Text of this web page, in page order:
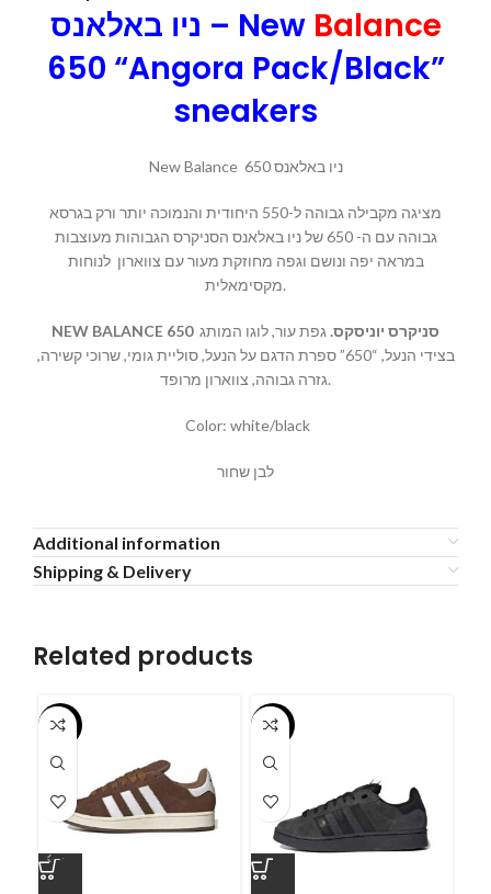
ניו באלאנס – New Balance
650 “Angora Pack/Black”
sneakers
New Balance ניו באלאנס 650
מציגה מקבילה גבוהה ל-550 היחודית והנמוכה יותר ורק בגרסא
גבוהה עם ה- 650 של ניו באלאנס הסניקרס הגבוהות מעוצבות
במראה יפה ונושם וגפה מחוזקת מעור עם צווארון לנוחות
מקסימאלית.
NEW BALANCE 650 סניקרס יוניסקס.גפת עור, לוגו המותג
בצידי הנעל, “650” ספרת הדגם על הנעל, סוליית גומי, שרוכי קשירה,
גזרה גבוהה, צווארון מרופד.
Color: white/black
לבן שחור
Additional information
Shipping & Delivery
Related products
-55% -55%